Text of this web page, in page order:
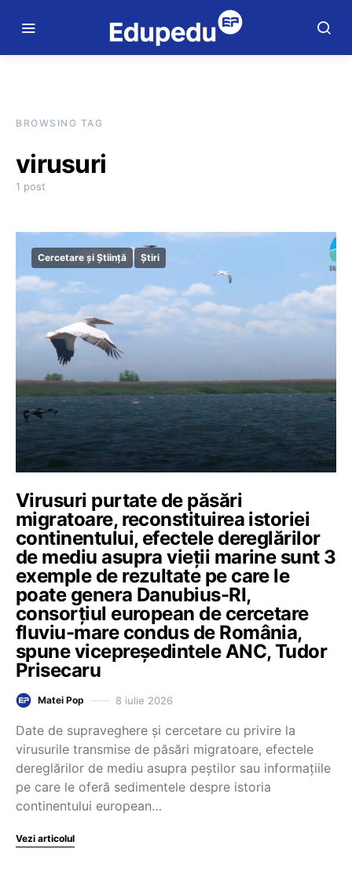
BROWSING TAG
virusuri
1 post
Cercetare și Știință Știri
Virusuri purtate de păsări
migratoare, reconstituirea istoriei
continentului, efectele dereglărilor
de mediu asupra vieții marine sunt 3
exemple de rezultate pe care le
poate genera Danubius-RI,
consorțiul european de cercetare
fluviu-mare condus de România,
spune vicepreședintele ANC, Tudor
Prisecaru
Matei Pop 8 iulie 2026
Date de supraveghere și cercetare cu privire la
virusurile transmise de păsări migratoare, efectele
dereglărilor de mediu asupra peștilor sau informațiile
pe care le oferă sedimentele despre istoria
continentului european…
Vezi articolul